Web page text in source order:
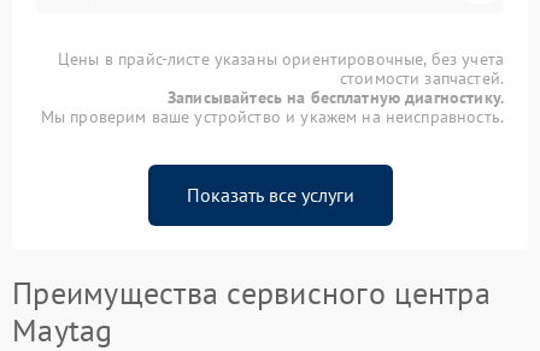
Цены в прайс-листе указаны ориентировочные, без учета
стоимости запчастей.
Записывайтесь на бесплатную диагностику.
Мы проверим ваше устройство и укажем на неисправность.
Показать все услуги
Преимущества сервисного центра
Maytag